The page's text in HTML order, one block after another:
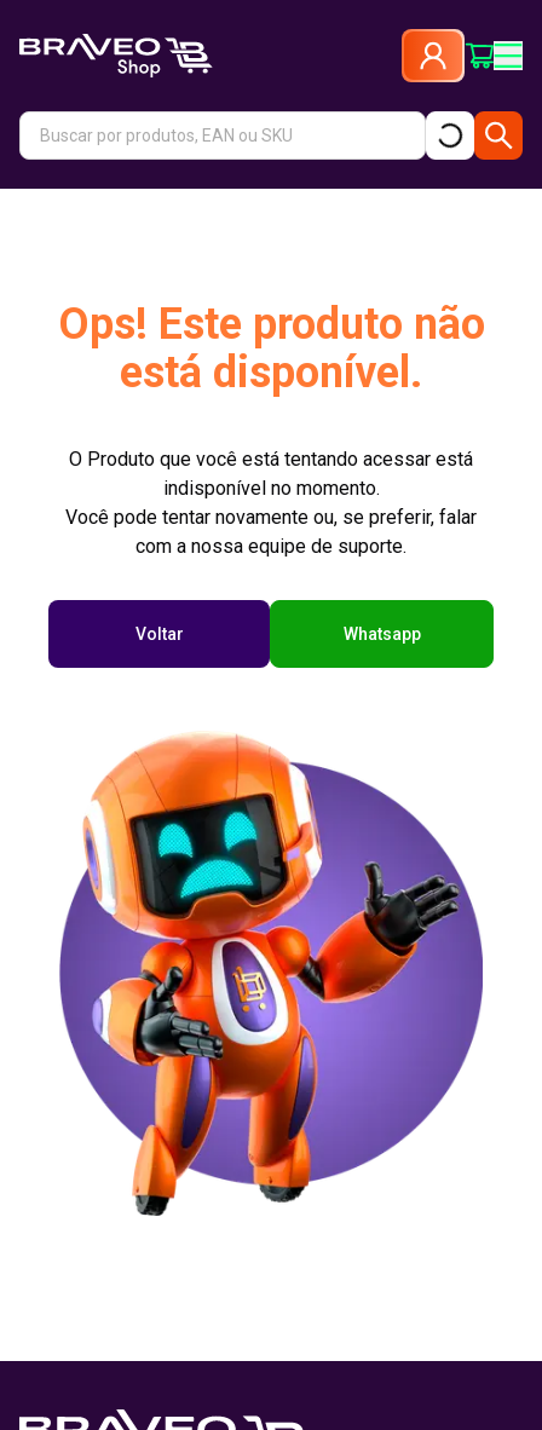
Ops! Este produto não
está disponível.
O Produto que você está tentando acessar está
indisponível no momento.
Você pode tentar novamente ou, se preferir, falar
com a nossa equipe de suporte.
Voltar Whatsapp